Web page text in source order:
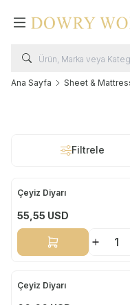
Ana Sayfa Sheet &
Filtrele
Yeni
Çeyiz Diyarı
55,55 USD
Sepete Ekle
Yeni
Çeyiz Diyarı